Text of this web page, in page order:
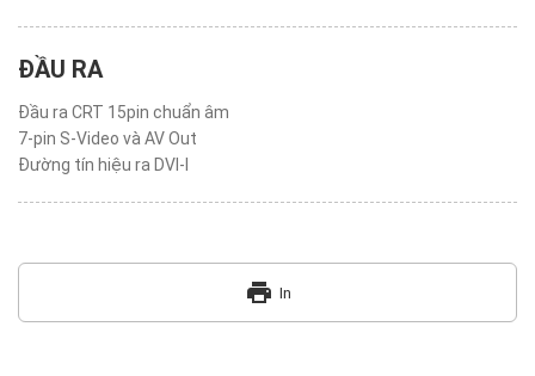
ĐẦU RA
Đầu ra CRT 15pin chuẩn âm
7-pin S-Video và AV Out
Đường tín hiệu ra DVI-I
print In